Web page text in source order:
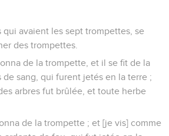
qui avaient les sept trompettes, se
des trompettes.
de la trompette, et il se fit de la
sang, qui furent jetés en la terre ;
arbres fut brûlée, et toute herbe
de la trompette ; et [je vis] comme